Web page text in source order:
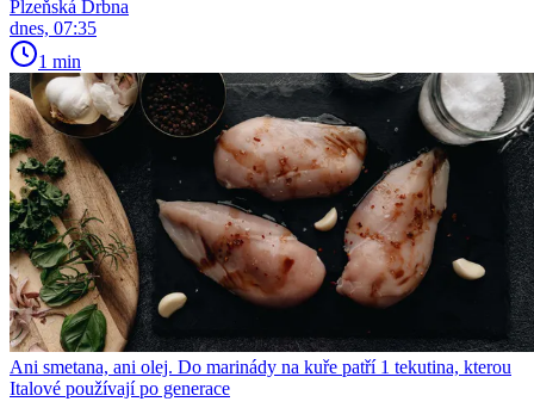
Plzeňská Drbna
dnes, 07:35
1 min
Ani smetana, ani olej. Do marinády na kuře patří 1 tekutina, kterou
Italové používají po generace